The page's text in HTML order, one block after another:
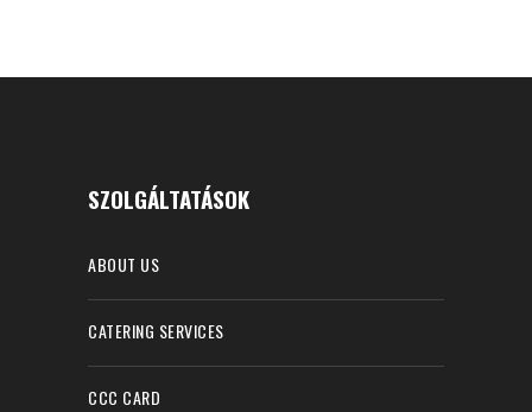
SZOLGÁLTATÁSOK
ABOUT US
CATERING SERVICES
CCC CARD